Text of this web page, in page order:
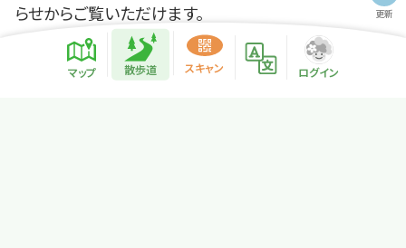
らせからご覧いただけます。
更新
マップ 散歩道 スキャン ログイン
散歩道紹介ページ
緑地紹介情報